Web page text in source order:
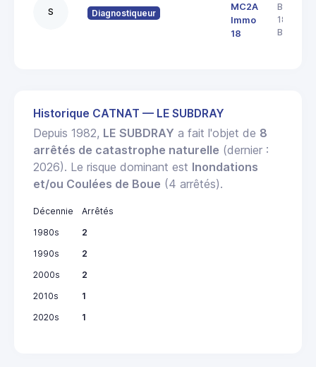
S Diagnostiqueur
MC2A
Immo
18
Barbès
18000
Historique CATNAT — LE SUBDRAY
Depuis 1982, LE SUBDRAY a fait l'objet de 8
arrêtés de catastrophe naturelle (dernier :
2026). Le risque dominant est Inondations
et/ou Coulées de Boue (4 arrêtés).
Décennie
Arrêtés
1980s
2
1990s
2
2000s
2
2010s
1
2020s
1